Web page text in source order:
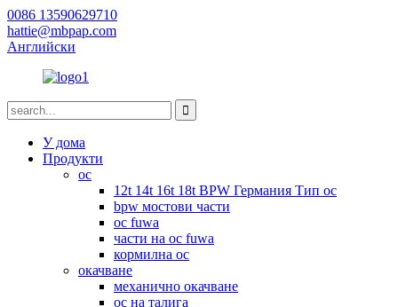
0086 13590629710
hattie@mbpap.com
Английски
У дома
Продукти
ос
12t 14t 16t 18t BPW Германия Тип ос
bpw мостови части
ос fuwa
части на ос fuwa
кормилна ос
окачване
механично окачване
ос на талига